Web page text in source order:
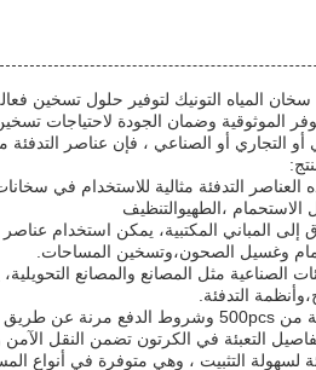
الموثوقية وضمان الجودة لاحتياجات تسخين
العناصر التدفئة مثالية للاستخدام في
الاستحمام ،الطهيوالتنظيف
إلى المباني المكتبية، يمكن استخدام
وغسيل الصحون،وتسخين المساحات.
الصناعية مثل المصانع والمصانع
التدفئة.
التعبئة في الكرتون تضمن النقل الآمن
لسهولة التثبيت ، وهي متوفرة في أنواع